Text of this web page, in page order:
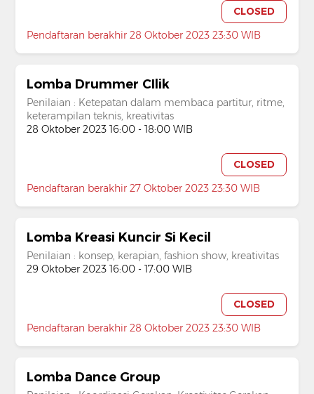
CLOSED
Pendaftaran berakhir 28 Oktober 2023 23:30 WIB
Lomba Drummer CIlik
Penilaian : Ketepatan dalam membaca partitur, ritme,
keterampilan teknis, kreativitas
28 Oktober 2023 16:00 - 18:00 WIB
CLOSED
Pendaftaran berakhir 27 Oktober 2023 23:30 WIB
Lomba Kreasi Kuncir Si Kecil
Penilaian : konsep, kerapian, fashion show, kreativitas
29 Oktober 2023 16:00 - 17:00 WIB
CLOSED
Pendaftaran berakhir 28 Oktober 2023 23:30 WIB
Lomba Dance Group